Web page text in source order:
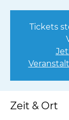
Tickets
Zeit & Ort